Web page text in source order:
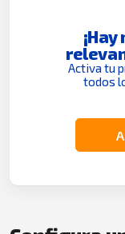
Activa tu
todos